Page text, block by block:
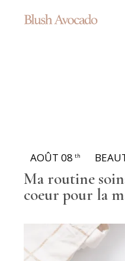
AOÛT 08 th
Ma routine
coeur pour la